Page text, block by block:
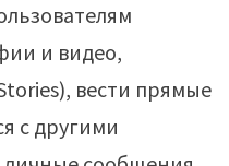
и видео,
вести прямые
с другими